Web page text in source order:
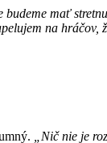
budeme mať
na hráčov,
„Nič nie je